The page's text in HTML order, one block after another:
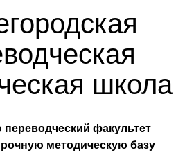
школа
факультет
методическую базу